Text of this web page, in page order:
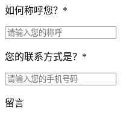
如何称呼您？ *
您的联系方式是？ *
留言